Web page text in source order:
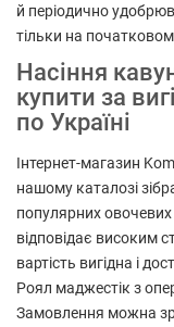
й періодично
тільки на
Насіння
купити за
по Україні
Інтернет-магазин
нашому каталозі
популярних
відповідає високим
вартість вигідна і
Роял маджестік з
Замовлення можна